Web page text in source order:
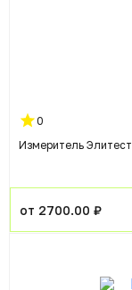
0
Измеритель Элитест
от 2700.00 ₽